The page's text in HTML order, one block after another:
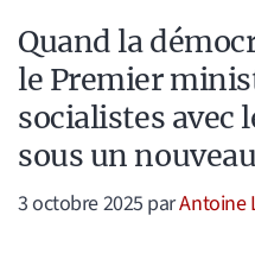
Quand la
le Premier
socialistes avec
sous un
3 octobre 2025 parAntoine